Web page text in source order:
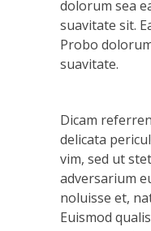
dolorum sea
suavitate sit.
Probo
suavitate.
Dicam
delicata
vim, sed ut
adversarium
noluisse et,
Euismod